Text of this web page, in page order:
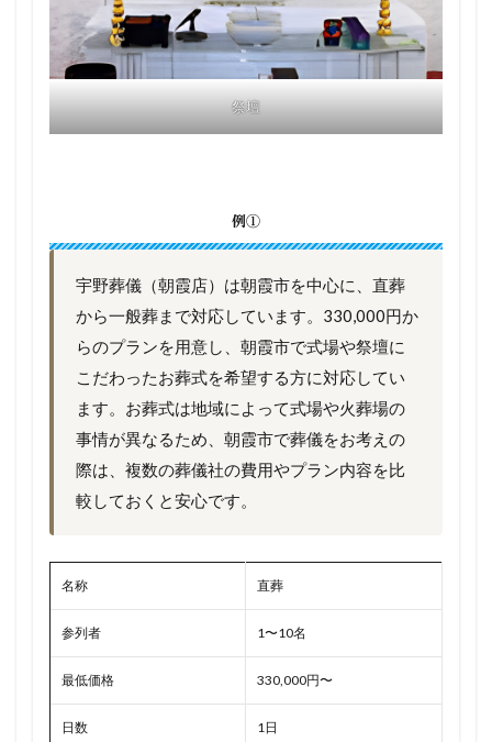
祭壇
例①
宇野葬儀（朝霞店）は朝霞市を中心に、直葬
から一般葬まで対応しています。330,000円か
らのプランを用意し、朝霞市で式場や祭壇に
こだわったお葬式を希望する方に対応してい
ます。お葬式は地域によって式場や火葬場の
事情が異なるため、朝霞市で葬儀をお考えの
際は、複数の葬儀社の費用やプラン内容を比
較しておくと安心です。
名称 直葬
参列者 1〜10名
最低価格 330,000円〜
日数 1日